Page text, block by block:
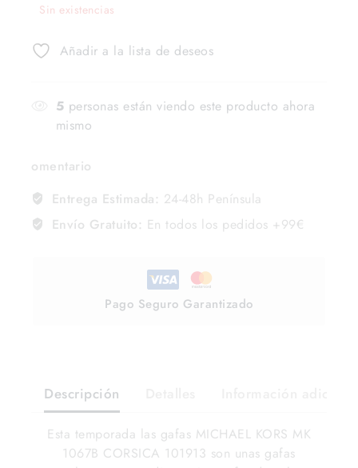
Sin existencias
Añadir a la lista de deseos
5 personas están viendo este producto ahora
mismo
omentario
Entrega Estimada: 24-48h Península
Envío Gratuito: En todos los pedidos +99€
Pago Seguro Garantizado
Descripción
Esta temporada las gafas MICHAEL KORS MK
1067B CORSICA 101913 son unas gafas